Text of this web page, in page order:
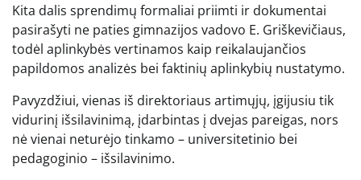
Kita dalis sprendimų formaliai priimti ir dokumentai
pasirašyti ne paties gimnazijos vadovo E. Griškevičiaus,
todėl aplinkybės vertinamos kaip reikalaujančios
papildomos analizės bei faktinių aplinkybių nustatymo.
Pavyzdžiui, vienas iš direktoriaus artimųjų, įgijusiu tik
vidurinį išsilavinimą, įdarbintas į dvejas pareigas, nors
nė vienai neturėjo tinkamo – universitetinio bei
pedagoginio – išsilavinimo.